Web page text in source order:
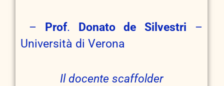
– Prof. Donato de Silvestri –
Università di Verona
Il docente scaffolder